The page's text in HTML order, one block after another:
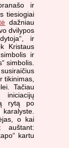
ir
tiesiogiai
dažniau
dvilypos
ir
Kristaus
ir
simbolis.
tikinimas,
Tačiau
rytą po
o kai
auštant:
kartu